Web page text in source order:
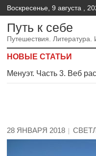
Воскресенье, 9 августа ,
Путь к себе
Путешествия. Литература.
НОВЫЕ СТАТЬИ
Менуэт.Часть 2 – Веб
28 ЯНВАРЯ 2018